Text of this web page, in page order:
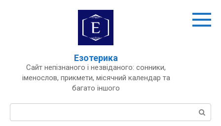
Езотерика
Сайт непізнаного і незвіданого: сонники,
іменослов, прикмети, місячний календар та
багато іншого
Пошук: